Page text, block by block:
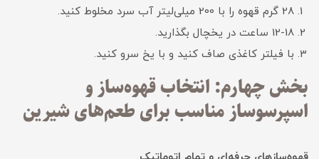
28 گرم قهوه را با 200 میلی‌لیتر آب سرد مخلوط کنید.
12-18 ساعت در یخچال بگذارید.
با فیلتر کاغذی صاف کنید و با یخ سرو کنید.
بخش چهارم: انتخاب قهوه‌ساز و
اسپرسوساز مناسب برای طعم‌های شیرین